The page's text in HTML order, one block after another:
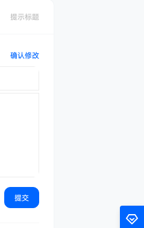
提示标题
确认修改
提交